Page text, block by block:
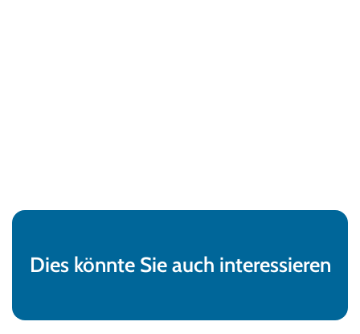
Dies könnte Sie auch interessieren